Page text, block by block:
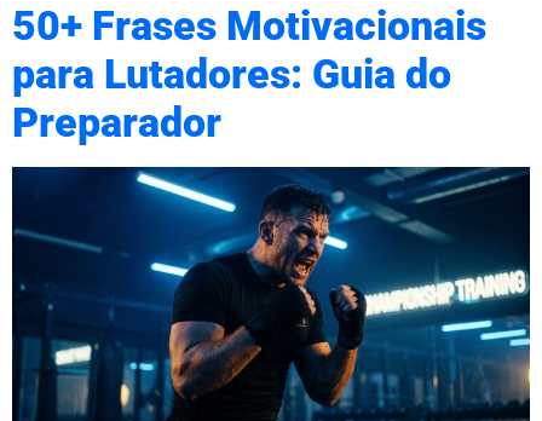
50+ Frases Motivacionais
para Lutadores: Guia do
Preparador